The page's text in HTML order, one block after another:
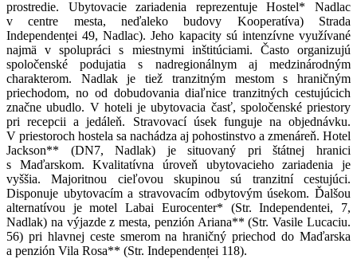
prostredie. Ubytovacie zariadenia reprezentuje Hostel* Nadlac
v centre mesta, neďaleko budovy Kooperatíva( Strada
Independenței 49, Nadlac). Jeho kapacity sú intenzívne využívané
najmä v spolupráci s miestnymi inštitúciami. Často organizujú
spoločenské podujatia s nadregionálnym aj medzinárodným
charakterom. Nadlak je tiež tranzitným mestom s hraničným
priechodom, no od dobudovania diaľnice tranzitných cestujúcich
značne ubudlo. V hoteli je ubytovacia časť, spoločenské priestory
pri recepcii a jedáleň. Stravovací úsek funguje na objednávku.
V priestoroch hostela sa nachádza aj pohostinstvo a zmenáreň. Hotel
Jackson** (DN7, Nadlak) je situovaný pri štátnej hranici
s Maďarskom. Kvalitatívna úroveň ubytovacieho zariadenia je
vyššia. Majoritnou cieľovou skupinou sú tranzitní cestujúci.
Disponuje ubytovacím a stravovacím odbytovým úsekom. Ďalšou
alternatívou je motel Labai Eurocenter* (Str. Independentei, 7,
Nadlak) na výjazde z mesta, penzión Ariana** (Str. Vasile Lucaciu.
56) pri hlavnej ceste smerom na hraničný priechod do Maďarska
a penzión Vila Rosa** (Str. Independenței 118).